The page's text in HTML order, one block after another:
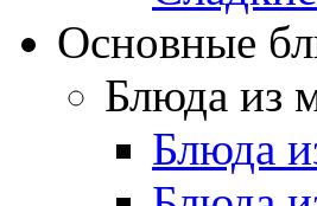
Основные
Блюда из
Блюда